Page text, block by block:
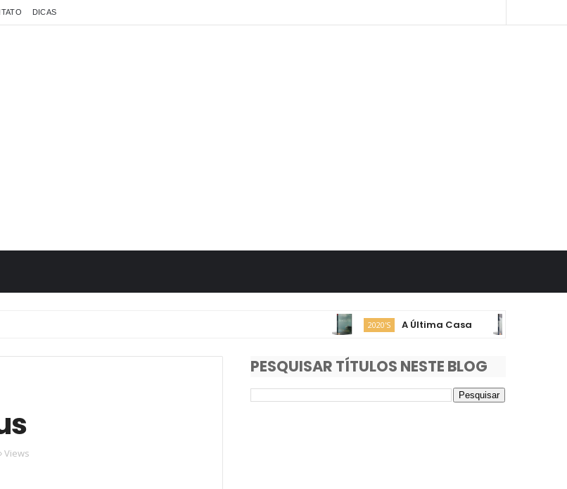
DICAS
2020'S A Última Casa 2020'S
Views
PESQUISAR TÍTULOS NESTE BLOG